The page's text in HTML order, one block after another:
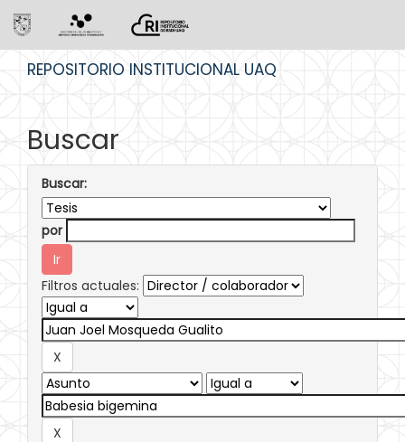
REPOSITORIO INSTITUCIONAL UAQ
Buscar
Buscar:
por
Filtros actuales: